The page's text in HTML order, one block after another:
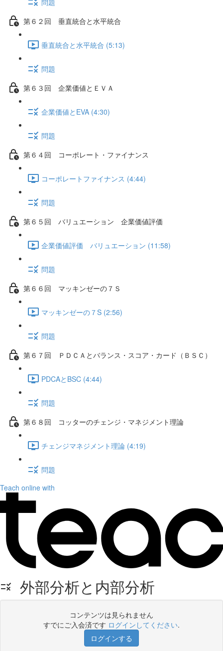
第６２回 垂直統合と水平統合
垂直統合と水平統合 (5:13)
問題
第６３回 企業価値とＥＶＡ
企業価値とEVA (4:30)
問題
第６４回 コーポレート・ファイナンス
コーポレートファイナンス (4:44)
問題
第６５回 バリュエーション 企業価値評価
企業価値評価 バリュエーション (11:58)
問題
第６６回 マッキンゼーの７Ｓ
マッキンゼーの７S (2:56)
問題
第６７回 ＰＤＣＡとバランス・スコア・カード（ＢＳＣ）
PDCAとBSC (4:44)
問題
第６８回 コッターのチェンジ・マネジメント理論
チェンジマネジメント理論 (4:19)
問題
Teach online with
外部分析と内部分析
コンテンツは見られません
すでにご入会済です ログインしてください.
ログインする